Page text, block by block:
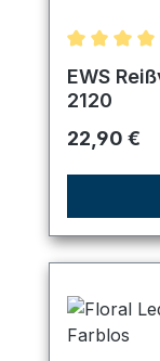
EWS
2120
Regulärer
22,90 €